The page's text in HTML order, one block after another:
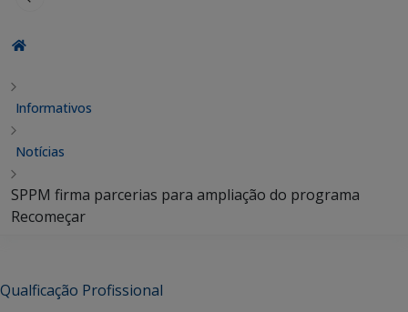
Informativos
Notícias
SPPM firma parcerias para ampliação do programa
Recomeçar
Qualficação Profissional